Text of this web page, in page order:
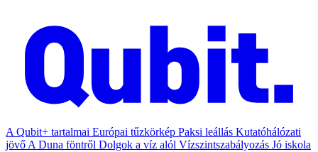
A Qubit+ tartalmai Európai tűzkörkép Paksi leállás Kutatóhálózati
jövő A Duna föntről Dolgok a víz alól Vízszintszabályozás Jó iskola